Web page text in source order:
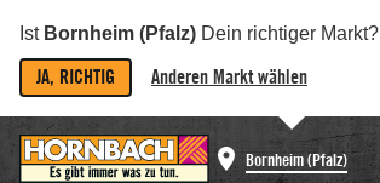
Ist Bornheim (Pfalz) Dein richtiger Markt?
JA, RICHTIG Anderen Markt wählen
Bornheim (Pfalz)